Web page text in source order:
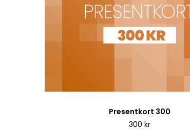
Presentkort 300
300 kr